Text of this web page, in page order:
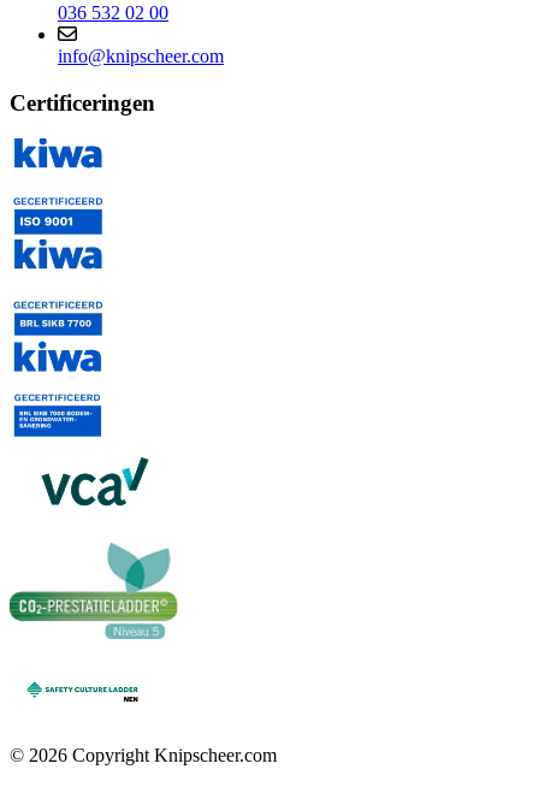
036 532 02 00
info@knipscheer.com
Certificeringen
© 2026 Copyright Knipscheer.com